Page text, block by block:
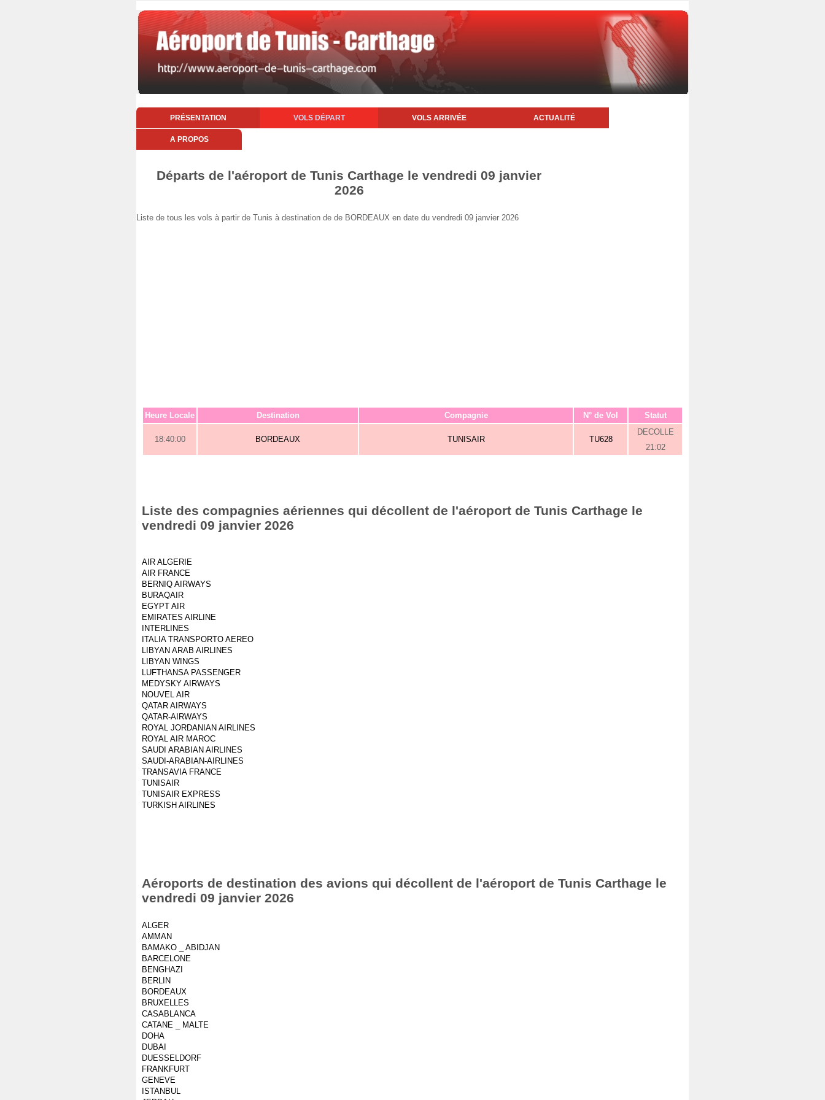
PRÉSENTATION VOLS DÉPART VOLS ARRIVÉE ACTUALITÉ
A PROPOS
Départs de l'aéroport de Tunis Carthage le vendredi 09 janvier
2026
Liste de tous les vols à partir de Tunis à destination de de BORDEAUX en date du vendredi 09 janvier 2026
Heure Locale Destination Compagnie N° de Vol Statut
18:40:00 BORDEAUX TUNISAIR TU628
DECOLLE
21:02
Liste des compagnies aériennes qui décollent de l'aéroport de Tunis Carthage le
vendredi 09 janvier 2026
AIR ALGERIE
AIR FRANCE
BERNIQ AIRWAYS
BURAQAIR
EGYPT AIR
EMIRATES AIRLINE
INTERLINES
ITALIA TRANSPORTO AEREO
LIBYAN ARAB AIRLINES
LIBYAN WINGS
LUFTHANSA PASSENGER
MEDYSKY AIRWAYS
NOUVEL AIR
QATAR AIRWAYS
QATAR-AIRWAYS
ROYAL JORDANIAN AIRLINES
ROYAL AIR MAROC
SAUDI ARABIAN AIRLINES
SAUDI-ARABIAN-AIRLINES
TRANSAVIA FRANCE
TUNISAIR
TUNISAIR EXPRESS
TURKISH AIRLINES
Aéroports de destination des avions qui décollent de l'aéroport de Tunis Carthage le
vendredi 09 janvier 2026
ALGER
AMMAN
BAMAKO _ ABIDJAN
BARCELONE
BENGHAZI
BERLIN
BORDEAUX
BRUXELLES
CASABLANCA
CATANE _ MALTE
DOHA
DUBAI
DUESSELDORF
FRANKFURT
GENEVE
ISTANBUL